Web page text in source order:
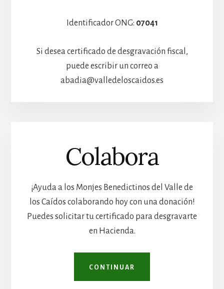
Identificador ONG: 07041
Si desea certificado de desgravación fiscal,
puede escribir un correo a
abadia@valledeloscaidos.es
Colabora
¡Ayuda a los Monjes Benedictinos del Valle de
los Caídos colaborando hoy con una donación!
Puedes solicitar tu certificado para desgravarte
en Hacienda.
CONTINUAR